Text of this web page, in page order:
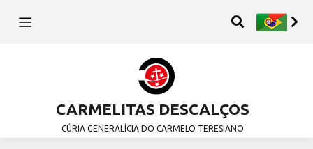
CARMELITAS DESCALÇOS
CÚRIA GENERALÍCIA DO CARMELO TERESIANO